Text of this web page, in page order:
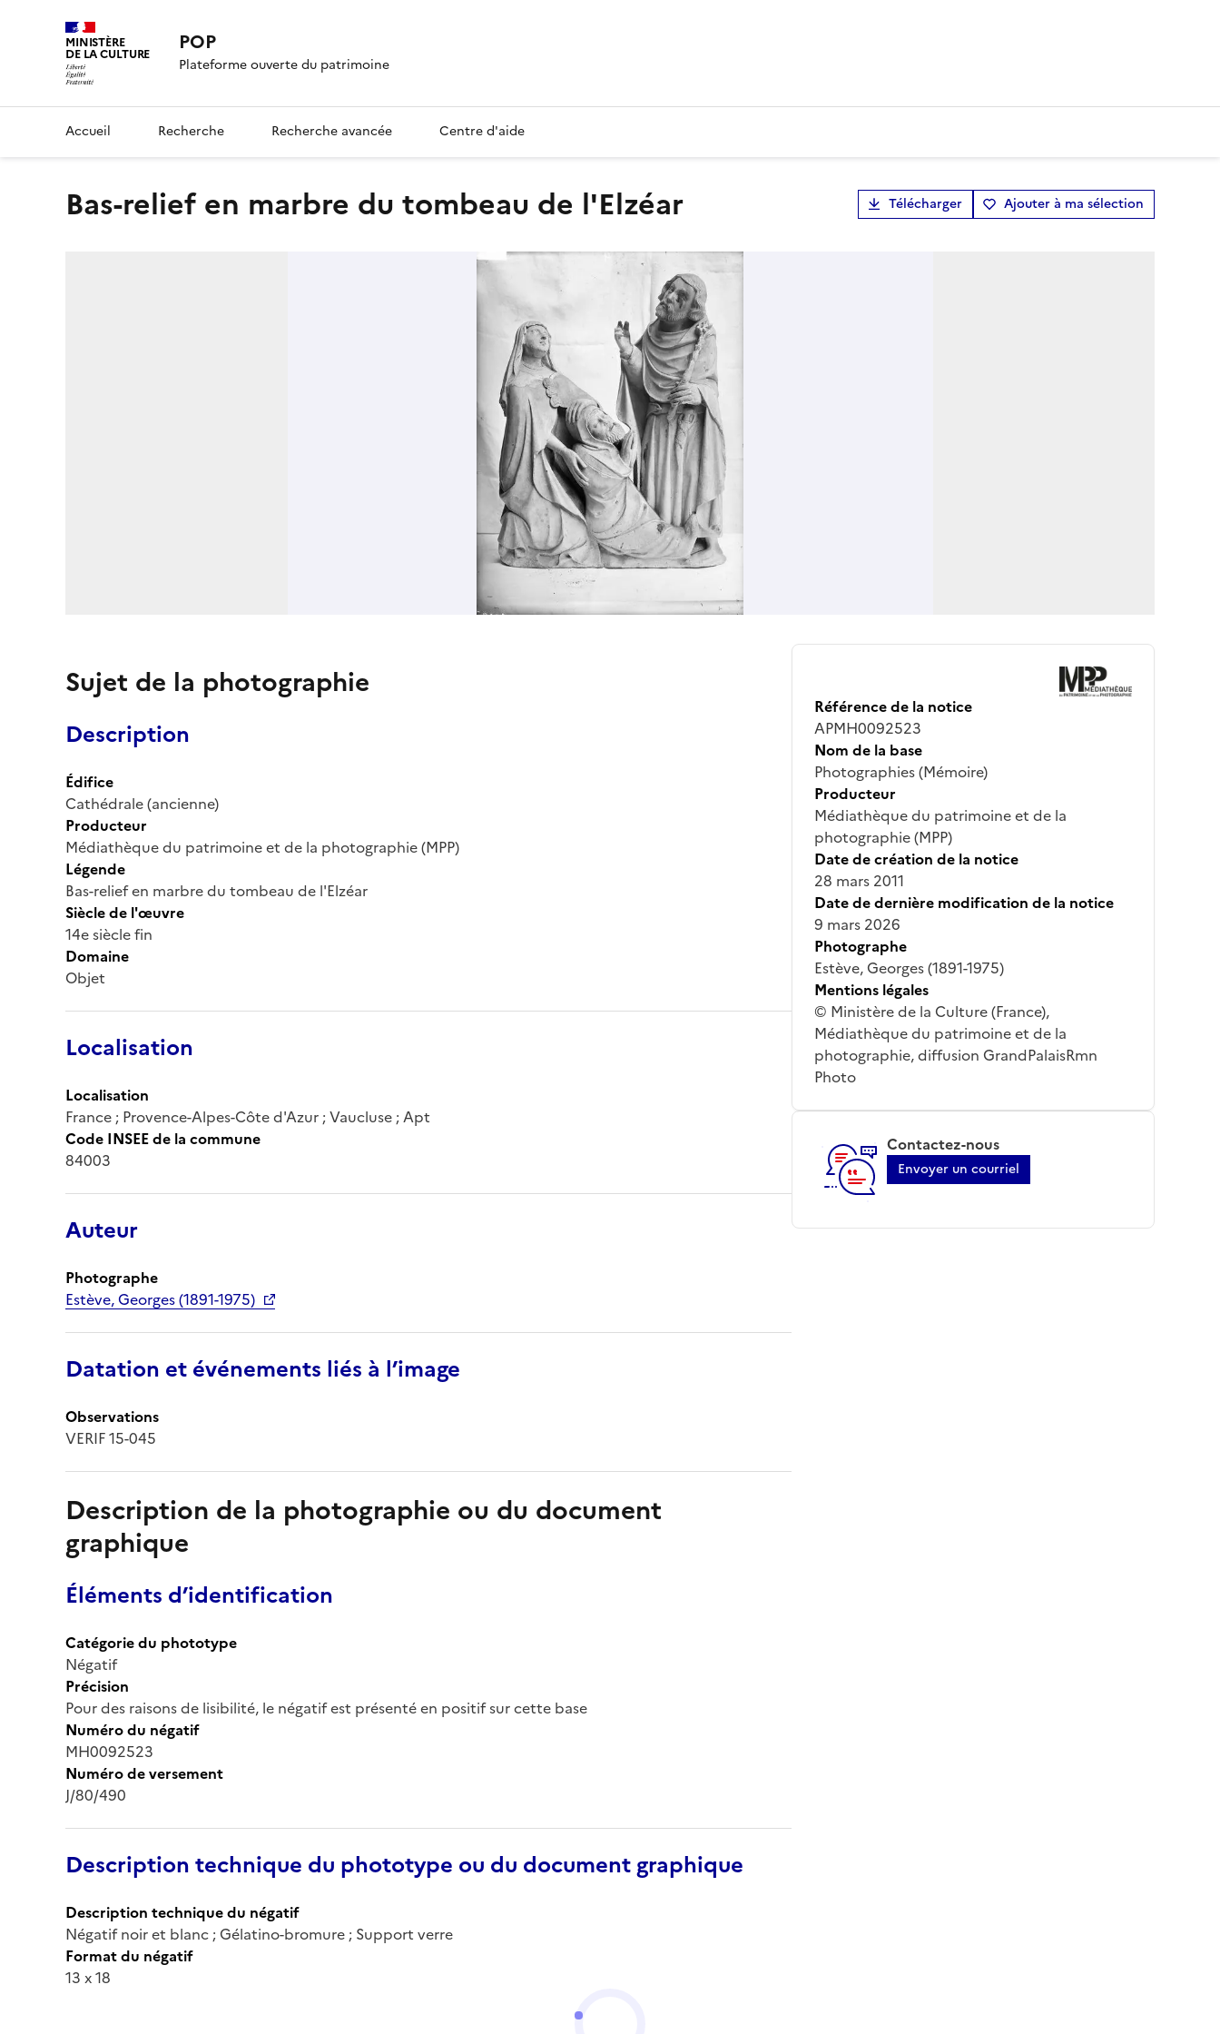
MINISTÈRE
DE LA CULTURE POP
Plateforme ouverte du patrimoine
Accueil Recherche Recherche avancée Centre d'aide
Bas-relief en marbre du tombeau de l'Elzéar Télécharger Ajouter à ma sélection
Sujet de la photographie
Description
Édifice
Cathédrale (ancienne)
Producteur
Médiathèque du patrimoine et de la photographie (MPP)
Légende
Bas-relief en marbre du tombeau de l'Elzéar
Siècle de l'œuvre
14e siècle fin
Domaine
Objet
Localisation
Localisation
France ; Provence-Alpes-Côte d'Azur ; Vaucluse ; Apt
Code INSEE de la commune
84003
Auteur
Photographe
Estève, Georges (1891-1975)
Datation et événements liés à l’image
Observations
VERIF 15-045
Description de la photographie ou du document
graphique
Éléments d’identification
Catégorie du phototype
Négatif
Précision
Pour des raisons de lisibilité, le négatif est présenté en positif sur cette base
Numéro du négatif
MH0092523
Numéro de versement
J/80/490
Description technique du phototype ou du document graphique
Description technique du négatif
Négatif noir et blanc ; Gélatino-bromure ; Support verre
Format du négatif
13 x 18
Référence de la notice
APMH0092523
Nom de la base
Photographies (Mémoire)
Producteur
Médiathèque du patrimoine et de la
photographie (MPP)
Date de création de la notice
28 mars 2011
Date de dernière modification de la notice
9 mars 2026
Photographe
Estève, Georges (1891-1975)
Mentions légales
© Ministère de la Culture (France),
Médiathèque du patrimoine et de la
photographie, diffusion GrandPalaisRmn
Photo
Contactez-nous
Envoyer un courriel